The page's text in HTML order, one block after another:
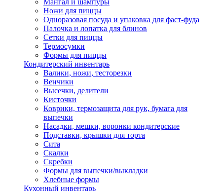
Мангал и шампуры
Ножи для пиццы
Одноразовая посуда и упаковка для фаст-фуда
Палочка и лопатка для блинов
Сетки для пиццы
Термосумки
Формы для пиццы
Кондитерский инвентарь
Валики, ножи, тесторезки
Венчики
Высечки, делители
Кисточки
Коврики, термозащита для рук, бумага для
выпечки
Насадки, мешки, воронки кондитерские
Подставки, крышки для торта
Сита
Скалки
Скребки
Формы для выпечки/выкладки
Хлебные формы
Кухонный инвентарь